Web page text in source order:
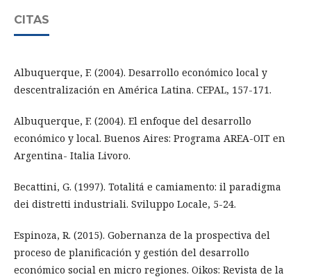
CITAS
Albuquerque, F. (2004). Desarrollo económico local y
descentralización en América Latina. CEPAL, 157-171.
Albuquerque, F. (2004). El enfoque del desarrollo
económico y local. Buenos Aires: Programa AREA-OIT en
Argentina- Italia Livoro.
Becattini, G. (1997). Totalitá e camiamento: il paradigma
dei distretti industriali. Sviluppo Locale, 5-24.
Espinoza, R. (2015). Gobernanza de la prospectiva del
proceso de planificación y gestión del desarrollo
económico social en micro regiones. Oikos: Revista de la